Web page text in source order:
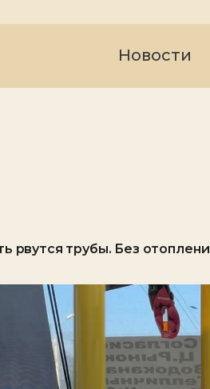
Новости
рвутся трубы. Без